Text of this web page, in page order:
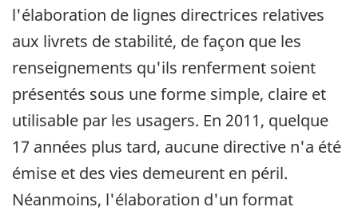
l'élaboration de lignes directrices relatives
aux livrets de stabilité, de façon que les
renseignements qu'ils renferment soient
présentés sous une forme simple, claire et
utilisable par les usagers. En 2011, quelque
17 années plus tard, aucune directive n'a été
émise et des vies demeurent en péril.
Néanmoins, l'élaboration d'un format